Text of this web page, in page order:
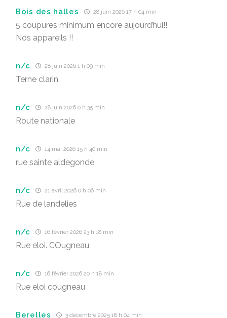
Bois des halles 28 juin 2026 17 h 04 min
5 coupures minimum encore aujourd’hui!!
Nos appareils !!
n/c 28 juin 2026 1 h 09 min
Terne clarin
n/c 28 juin 2026 0 h 35 min
Route nationale
n/c 14 mai 2026 15 h 40 min
rue sainte aldegonde
n/c 21 avril 2026 0 h 06 min
Rue de landelies
n/c 16 février 2026 23 h 18 min
Rue eloi. COugneau
n/c 16 février 2026 20 h 18 min
Rue eloi cougneau
Berelles 3 décembre 2025 18 h 04 min